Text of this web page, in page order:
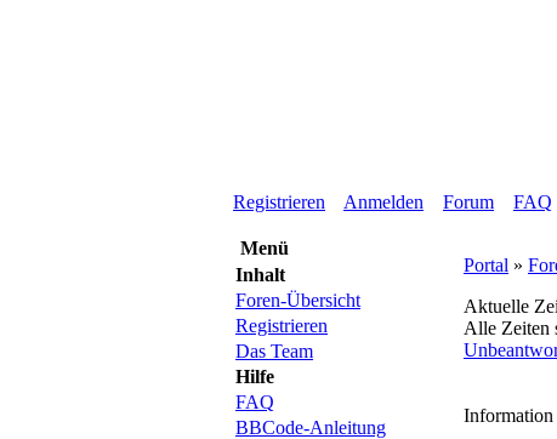
Registrieren Anmelden Forum FAQ
Menü
Inhalt
Foren-Übersicht
Registrieren
Das Team
Hilfe
FAQ
BBCode-Anleitung
Portal »
Aktuelle
Alle Zeiten
Information